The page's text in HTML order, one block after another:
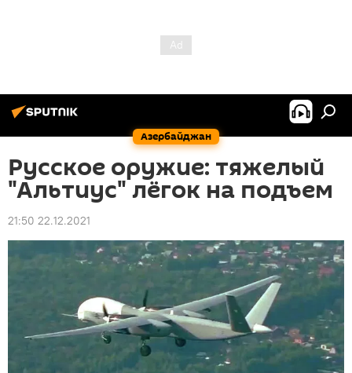
Азербайджан
Русское оружие: тяжелый
"Альтиус" лёгок на подъем
21:50 22.12.2021